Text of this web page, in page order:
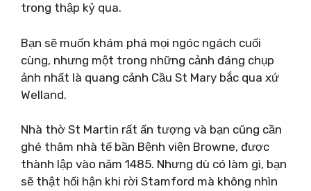
trong thập kỷ qua.
Bạn sẽ muốn khám phá mọi ngóc ngách cuối
cùng, nhưng một trong những cảnh đáng chụp
ảnh nhất là quang cảnh Cầu St Mary bắc qua xứ
Welland.
Nhà thờ St Martin rất ấn tượng và bạn cũng cần
ghé thăm nhà tế bần Bệnh viện Browne, được
thành lập vào năm 1485. Nhưng dù có làm gì, bạn
sẽ thật hối hận khi rời Stamford mà không nhìn